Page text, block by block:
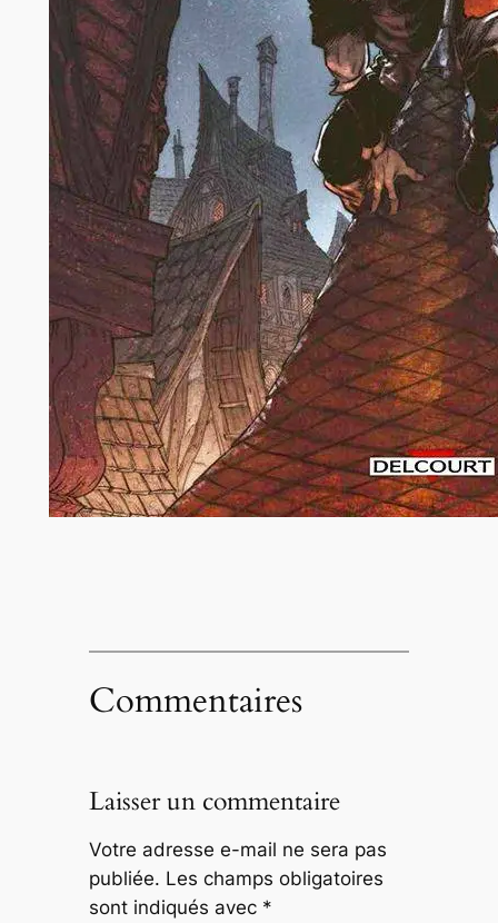
Commentaires
Laisser un commentaire
Votre adresse e-mail ne sera pas
publiée. Les champs obligatoires
sont indiqués avec *